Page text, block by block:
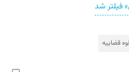
فیلتر شد
قضاییه